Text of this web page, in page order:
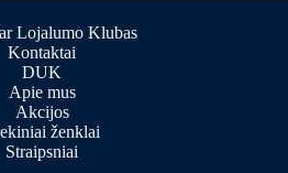
Lojalumo Klubas
Kontaktai
DUK
Apie mus
Akcijos
ženklai
Straipsniai